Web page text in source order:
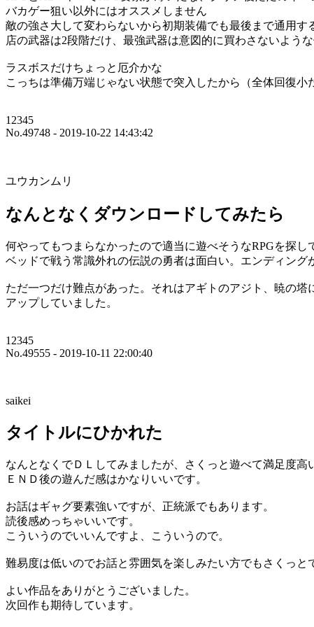
バカゲー狙い以外にはオススメしません
敵の強さ大して変わらないから初期装備でも最後まで通用す
店の武器は2段階だけ、最強武器は意図的に買わさないよう
ラスボスだけちょっと厄介かな
こっちは準備万端じゃない状態で突入したから（全体回復小
12345
No.49748 - 2019-10-22 14:43:42
ユウカンムリ
なんとなくダウンロードしてみたら
何やってもつまらなかったので適当に遊べそうなRPGを探し
ベッドで戦う常識外れの伝説の勇者は面白い。エンディング
ただ一つだけ難点があった。それはアギトのアジト、暁の
アップしていました。
12345
No.49555 - 2019-10-11 22:00:40
saikei
タイトルにひかれた
なんとなくでＤＬしてみましたが、さくっと遊べて満足度高
ＥＮＤ後の遊んだ感はかなりいいです。
お話はギャグ要素強いですが、正統派でもあります。
読後感めっちゃいいです。
こういうのでいいんですよ、こういうので。
難易度は低いのでお話と雰囲気を楽しみたい方でもさくっと
よい作品をありがとうございました。
次回作も期待しています。